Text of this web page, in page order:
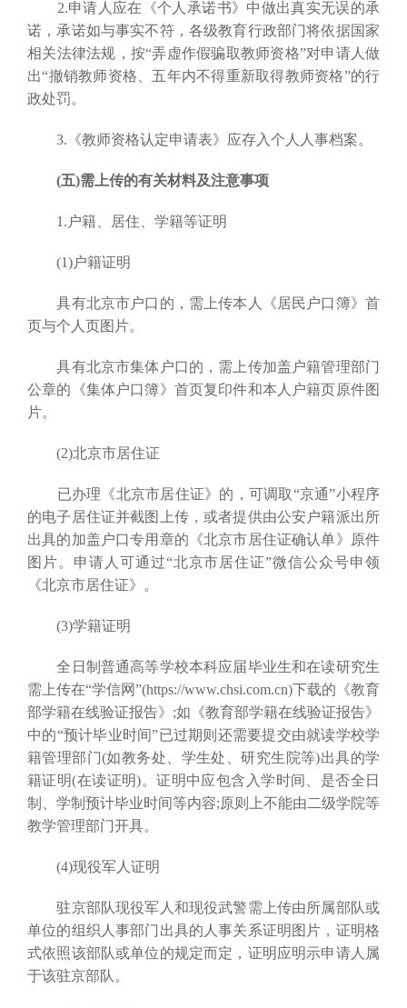
2.申请人应在《个人承诺书》中做出真实无误的承
诺，承诺如与事实不符，各级教育行政部门将依据国家
相关法律法规，按“弄虚作假骗取教师资格”对申请人做
出“撤销教师资格、五年内不得重新取得教师资格”的行
政处罚。
3.《教师资格认定申请表》应存入个人人事档案。
(五)需上传的有关材料及注意事项
1.户籍、居住、学籍等证明
(1)户籍证明
具有北京市户口的，需上传本人《居民户口簿》首
页与个人页图片。
具有北京市集体户口的，需上传加盖户籍管理部门
公章的《集体户口簿》首页复印件和本人户籍页原件图
片。
(2)北京市居住证
已办理《北京市居住证》的，可调取“京通”小程序
的电子居住证并截图上传，或者提供由公安户籍派出所
出具的加盖户口专用章的《北京市居住证确认单》原件
图片。申请人可通过“北京市居住证”微信公众号申领
《北京市居住证》。
(3)学籍证明
全日制普通高等学校本科应届毕业生和在读研究生
需上传在“学信网”(https://www.chsi.com.cn)下载的《教育
部学籍在线验证报告》;如《教育部学籍在线验证报告》
中的“预计毕业时间”已过期则还需要提交由就读学校学
籍管理部门(如教务处、学生处、研究生院等)出具的学
籍证明(在读证明)。证明中应包含入学时间、是否全日
制、学制预计毕业时间等内容;原则上不能由二级学院等
教学管理部门开具。
(4)现役军人证明
驻京部队现役军人和现役武警需上传由所属部队或
单位的组织人事部门出具的人事关系证明图片，证明格
式依照该部队或单位的规定而定，证明应明示申请人属
于该驻京部队。